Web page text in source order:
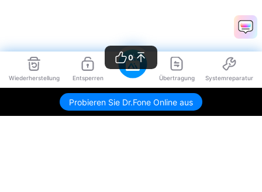
Wiederherstellung Entsperren Übertragung Systemreparatur
Probieren Sie Dr.Fone Online aus
0